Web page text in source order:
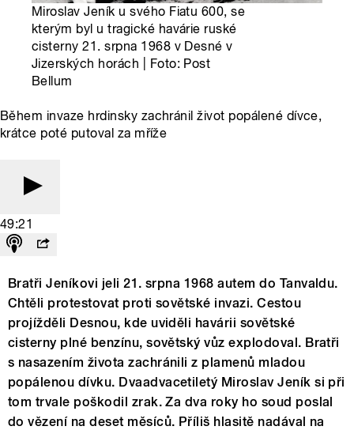
Miroslav Jeník u svého Fiatu 600, se
kterým byl u tragické havárie ruské
cisterny 21. srpna 1968 v Desné v
Jizerských horách | Foto: Post
Bellum
Během invaze hrdinsky zachránil život popálené dívce,
krátce poté putoval za mříže
49:21
Bratři Jeníkovi jeli 21. srpna 1968 autem do Tanvaldu.
Chtěli protestovat proti sovětské invazi. Cestou
projížděli Desnou, kde uviděli havárii sovětské
cisterny plné benzínu, sovětský vůz explodoval. Bratři
s nasazením života zachránili z plamenů mladou
popálenou dívku. Dvaadvacetiletý Miroslav Jeník si při
tom trvale poškodil zrak. Za dva roky ho soud poslal
do vězení na deset měsíců. Příliš hlasitě nadával na